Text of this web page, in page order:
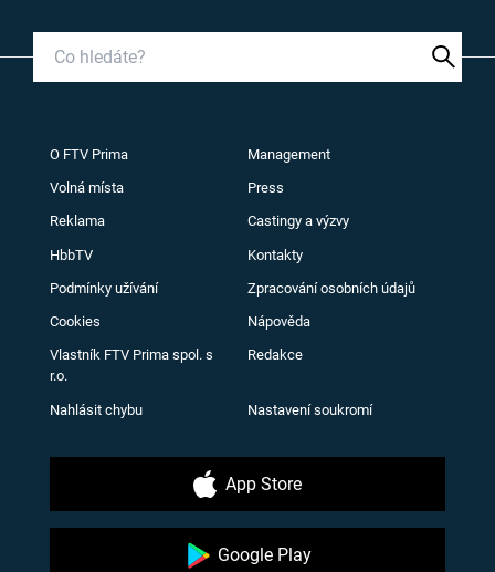
O FTV Prima Management
Volná místa Press
Reklama Castingy a výzvy
HbbTV Kontakty
Podmínky užívání Zpracování osobních údajů
Cookies Nápověda
Vlastník FTV Prima spol. s
r.o.
Redakce
Nahlásit chybu Nastavení soukromí
App Store
Google Play